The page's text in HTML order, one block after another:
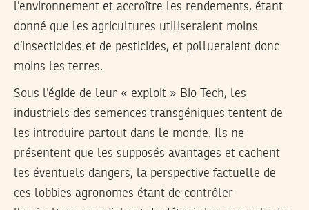
l’environnement et accroître les rendements, étant
donné que les agricultures utiliseraient moins
d’insecticides et de pesticides, et pollueraient donc
moins les terres.
Sous l’égide de leur « exploit » Bio Tech, les
industriels des semences transgéniques tentent de
les introduire partout dans le monde. Ils ne
présentent que les supposés avantages et cachent
les éventuels dangers, la perspective factuelle de
ces lobbies agronomes étant de contrôler